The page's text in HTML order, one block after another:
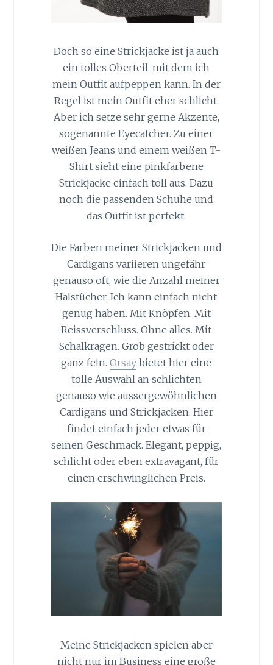
Doch so eine Strickjacke ist ja auch
ein tolles Oberteil, mit dem ich
mein Outfit aufpeppen kann. In der
Regel ist mein Outfit eher schlicht.
Aber ich setze sehr gerne Akzente,
sogenannte Eyecatcher. Zu einer
weißen Jeans und einem weißen T-
Shirt sieht eine pinkfarbene
Strickjacke einfach toll aus. Dazu
noch die passenden Schuhe und
das Outfit ist perfekt.
Die Farben meiner Strickjacken und
Cardigans variieren ungefähr
genauso oft, wie die Anzahl meiner
Halstücher. Ich kann einfach nicht
genug haben. Mit Knöpfen. Mit
Reissverschluss. Ohne alles. Mit
Schalkragen. Grob gestrickt oder
ganz fein.Orsay bietet hier eine
tolle Auswahl an schlichten
genauso wie aussergewöhnlichen
Cardigans und Strickjacken. Hier
findet einfach jeder etwas für
seinen Geschmack. Elegant, peppig,
schlicht oder eben extravagant, für
einen erschwinglichen Preis.
Meine Strickjacken spielen aber
nicht nur im Business eine große